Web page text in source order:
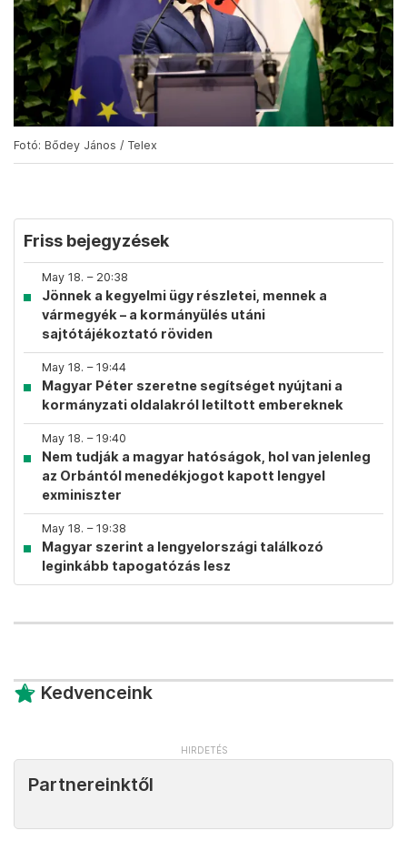
Fotó: Bődey János / Telex
Friss bejegyzések
May 18. – 20:38
Jönnek a kegyelmi ügy részletei, mennek a
vármegyék – a kormányülés utáni
sajtótájékoztató röviden
May 18. – 19:44
Magyar Péter szeretne segítséget nyújtani a
kormányzati oldalakról letiltott embereknek
May 18. – 19:40
Nem tudják a magyar hatóságok, hol van jelenleg
az Orbántól menedékjogot kapott lengyel
exminiszter
May 18. – 19:38
Magyar szerint a lengyelországi találkozó
leginkább tapogatózás lesz
Kedvenceink
Partnereinktől